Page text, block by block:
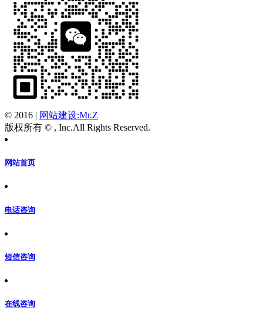
© 2016 | 网站建设:Mr.Z
版权所有 © , Inc.All Rights Reserved.
网站首页
电话咨询
短信咨询
在线咨询